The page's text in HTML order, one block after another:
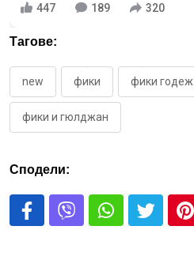
447 189 320
Тагове:
new фики фики годеж
фики и гюлджан
Сподели: